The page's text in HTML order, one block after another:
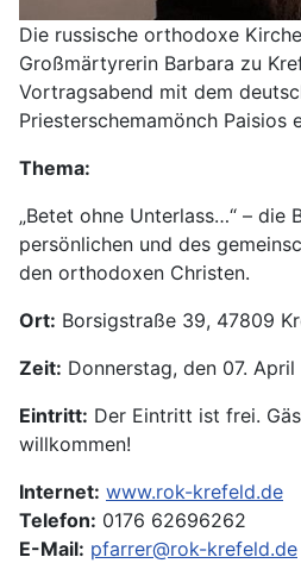
Die russische orthodoxe
Großmärtyrerin Barbara zu
Vortragsabend mit dem
Priesterschemamönch Paisios
Thema:
„Betet ohne Unterlass…“ – die
persönlichen und des
den orthodoxen Christen.
Ort: Borsigstraße 39, 47809
Zeit: Donnerstag, den 07.
Eintritt: Der Eintritt ist frei.
willkommen!
Internet: www.rok-krefeld.de
Telefon: 0176 62696262
E-Mail: pfarrer@rok-krefeld.de